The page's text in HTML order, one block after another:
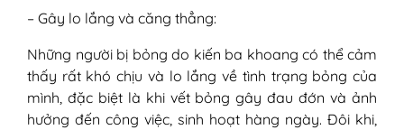
– Gây lo lắng và căng thẳng:
Những người bị bỏng do kiến ba khoang có thể cảm
thấy rất khó chịu và lo lắng về tình trạng bỏng của
mình, đặc biệt là khi vết bỏng gây đau đớn và ảnh
hưởng đến công việc, sinh hoạt hàng ngày. Đôi khi,